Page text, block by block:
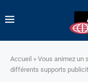
Accueil » Vous animez un
différents supports